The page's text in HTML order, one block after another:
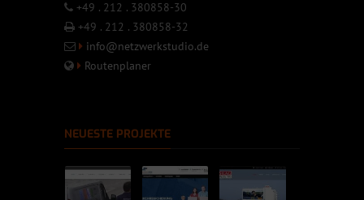
+49 . 212 . 380858-30
+49 . 212 . 380858-32
info@netzwerkstudio.de
Routenplaner
NEUESTE PROJEKTE